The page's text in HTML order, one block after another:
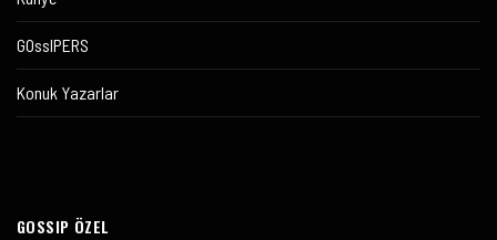
GOssIPERS
Konuk Yazarlar
GOSSIP ÖZEL